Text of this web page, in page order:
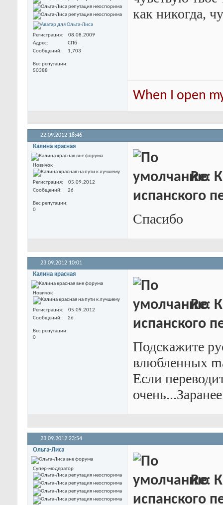
Регистрация
08.08.2009
Адрес
СПб
Сообщений
1,703
Вес репутации
50388
как никогда,
When I open
22.09.2012 18:46
Калина красная
Новичок
Регистрация
05.09.2012
Сообщений
26
Вес репутации
0
Re:
испанского
Спасибо
23.09.2012 10:01
Калина красная
Новичок
Регистрация
05.09.2012
Сообщений
26
Вес репутации
0
Re:
испанского
Подскажите
влюбленных
Если
23.09.2012 23:54
Ольга-Лиса
Супер-модератор
Re:
испанского